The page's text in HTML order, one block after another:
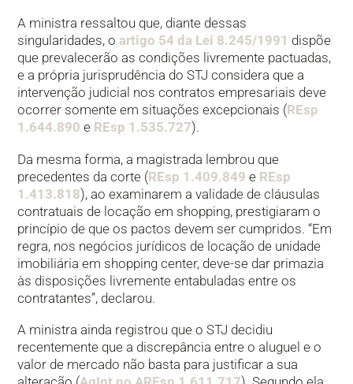
A ministra ressaltou que, diante dessas
singularidades, o artigo 54 da Lei 8.245/1991 dispõe
que prevalecerão as condições livremente pactuadas,
e a própria jurisprudência do STJ considera que a
intervenção judicial nos contratos empresariais deve
ocorrer somente em situações excepcionais (REsp
1.644.890 e REsp 1.535.727).
Da mesma forma, a magistrada lembrou que
precedentes da corte (REsp 1.409.849 e REsp
1.413.818), ao examinarem a validade de cláusulas
contratuais de locação em shopping, prestigiaram o
princípio de que os pactos devem ser cumpridos. “Em
regra, nos negócios jurídicos de locação de unidade
imobiliária em shopping center, deve-se dar primazia
às disposições livremente entabuladas entre os
contratantes”, declarou.
A ministra ainda registrou que o STJ decidiu
recentemente que a discrepância entre o aluguel e o
valor de mercado não basta para justificar a sua